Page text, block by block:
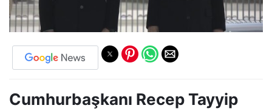
Cumhurbaşkanı Recep Tayyip